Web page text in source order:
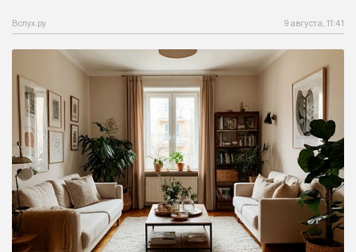
Вслух.ру 9 августа, 11:41